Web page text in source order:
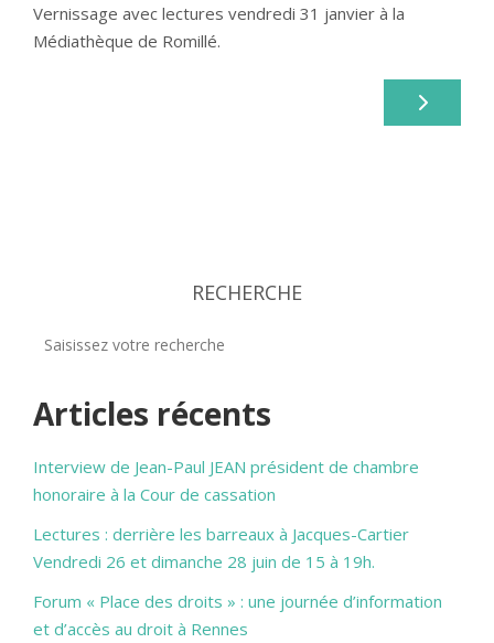
Vernissage avec lectures vendredi 31 janvier à la
Médiathèque de Romillé.
RECHERCHE
Articles récents
Interview de Jean-Paul JEAN président de chambre
honoraire à la Cour de cassation
Lectures : derrière les barreaux à Jacques-Cartier
Vendredi 26 et dimanche 28 juin de 15 à 19h.
Forum « Place des droits » : une journée d’information
et d’accès au droit à Rennes